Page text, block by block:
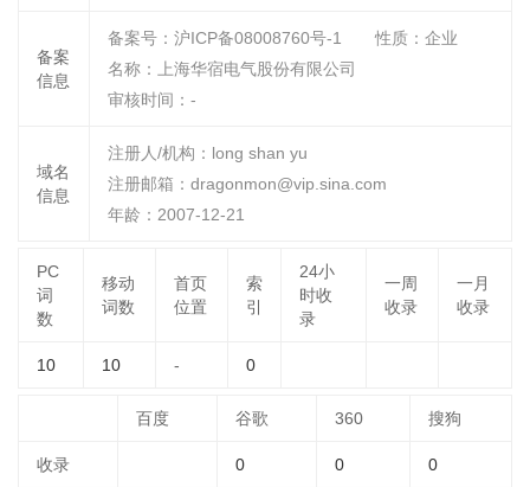
备案
信息
备案号：沪ICP备08008760号-1 性质： 企业
名称：
上海华宿电气股份有限公司
审核时间： -
域名
信息
注册人/机构：long shan yu
注册邮箱：dragonmon@vip.sina.com
年龄：2007-12-21
PC
词
数
移动
词数
首页
位置
索
引
24小
时收
录
一周
收录
一月
收录
10 10 - 0
百度 谷歌 360 搜狗
收录 0 0 0